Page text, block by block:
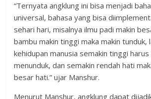
“Ternyata angklung ini bisa menjadi
universal, bahasa yang bisa
sehari hari, misalnya ilmu padi makin
bambu makin tinggi maka makin tunduk,
kehidupan manusia semakin tinggi harus
menunduk, dan semakin rendah hati
besar hati.” ujar Manshur.
Menurut Manshur, angklung dapat